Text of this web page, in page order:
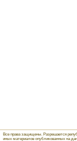
Все права защищены. Разрешается
иных материалов опубликованных на